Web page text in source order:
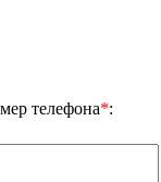
телефона*: